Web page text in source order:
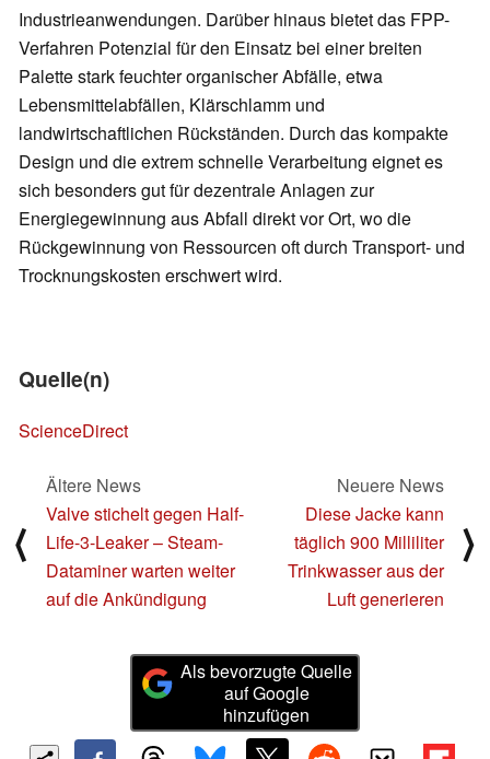
Industrieanwendungen. Darüber hinaus bietet das FPP-
Verfahren Potenzial für den Einsatz bei einer breiten
Palette stark feuchter organischer Abfälle, etwa
Lebensmittelabfällen, Klärschlamm und
landwirtschaftlichen Rückständen. Durch das kompakte
Design und die extrem schnelle Verarbeitung eignet es
sich besonders gut für dezentrale Anlagen zur
Energiegewinnung aus Abfall direkt vor Ort, wo die
Rückgewinnung von Ressourcen oft durch Transport- und
Trocknungskosten erschwert wird.
Quelle(n)
ScienceDirect
⟨
Ältere News
Valve stichelt gegen Half-
Life-3-Leaker – Steam-
Dataminer warten weiter
auf die Ankündigung
Neuere News
Diese Jacke kann
täglich 900 Milliliter
Trinkwasser aus der
Luft generieren
⟩
Als bevorzugte Quelle
auf Google
hinzufügen